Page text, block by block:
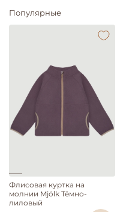
Популярные
Флисовая куртка на
молнии Mjölk Тёмно-
лиловый